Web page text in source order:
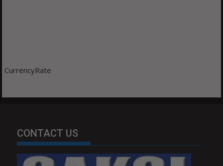
CurrencyRate
CONTACT US